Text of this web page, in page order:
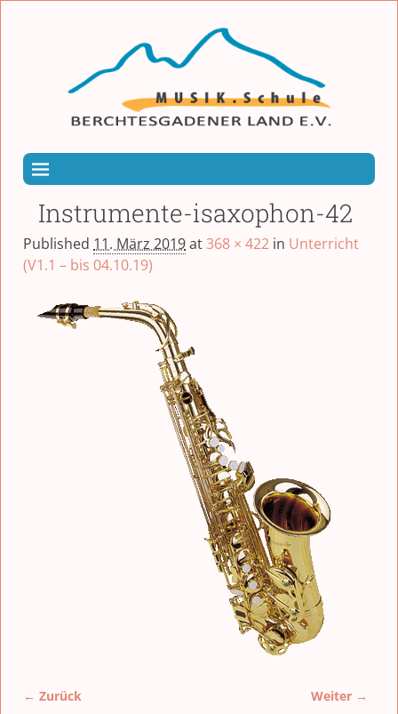
Instrumente-isaxophon-42
Published 11. März 2019at368 × 422 in Unterricht
(V1.1 – bis 04.10.19)
← Zurück Weiter →